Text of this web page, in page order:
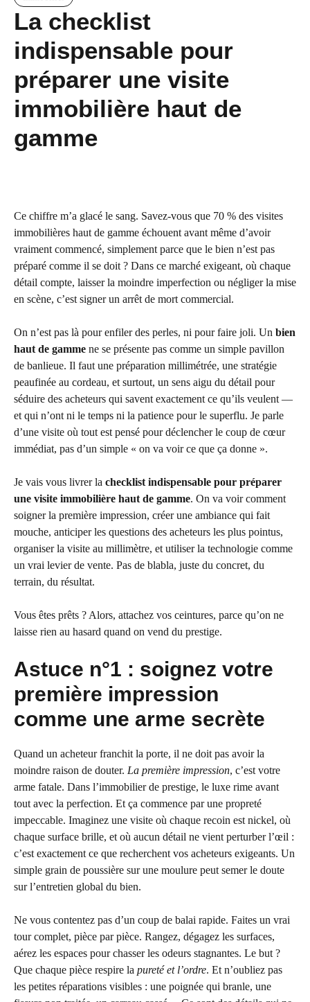
La checklist
indispensable pour
préparer une visite
immobilière haut de
gamme
Ce chiffre m’a glacé le sang. Savez-vous que 70 % des visites
immobilières haut de gamme échouent avant même d’avoir
vraiment commencé, simplement parce que le bien n’est pas
préparé comme il se doit ? Dans ce marché exigeant, où chaque
détail compte, laisser la moindre imperfection ou négliger la mise
en scène, c’est signer un arrêt de mort commercial.
On n’est pas là pour enfiler des perles, ni pour faire joli. Un bien
haut de gamme ne se présente pas comme un simple pavillon
de banlieue. Il faut une préparation millimétrée, une stratégie
peaufinée au cordeau, et surtout, un sens aigu du détail pour
séduire des acheteurs qui savent exactement ce qu’ils veulent —
et qui n’ont ni le temps ni la patience pour le superflu. Je parle
d’une visite où tout est pensé pour déclencher le coup de cœur
immédiat, pas d’un simple « on va voir ce que ça donne ».
Je vais vous livrer la checklist indispensable pour préparer
une visite immobilière haut de gamme. On va voir comment
soigner la première impression, créer une ambiance qui fait
mouche, anticiper les questions des acheteurs les plus pointus,
organiser la visite au millimètre, et utiliser la technologie comme
un vrai levier de vente. Pas de blabla, juste du concret, du
terrain, du résultat.
Vous êtes prêts ? Alors, attachez vos ceintures, parce qu’on ne
laisse rien au hasard quand on vend du prestige.
Astuce n°1 : soignez votre
première impression
comme une arme secrète
Quand un acheteur franchit la porte, il ne doit pas avoir la
moindre raison de douter. La première impression, c’est votre
arme fatale. Dans l’immobilier de prestige, le luxe rime avant
tout avec la perfection. Et ça commence par une propreté
impeccable. Imaginez une visite où chaque recoin est nickel, où
chaque surface brille, et où aucun détail ne vient perturber l’œil :
c’est exactement ce que recherchent vos acheteurs exigeants. Un
simple grain de poussière sur une moulure peut semer le doute
sur l’entretien global du bien.
Ne vous contentez pas d’un coup de balai rapide. Faites un vrai
tour complet, pièce par pièce. Rangez, dégagez les surfaces,
aérez les espaces pour chasser les odeurs stagnantes. Le but ?
Que chaque pièce respire la pureté et l’ordre. Et n’oubliez pas
les petites réparations visibles : une poignée qui branle, une